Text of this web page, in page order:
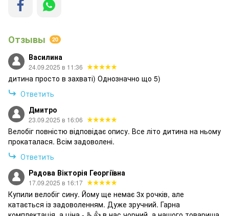
Отзывы 20
Василина
24.09.2025 в 11:36
дитина просто в захваті) Однозначно що 5)
Ответить
Дмитро
23.09.2025 в 16:06
Велобіг повністю відповідає опису. Все літо дитина на ньому
прокаталася. Всім задоволені.
Ответить
Радова Вікторія Георгіївна
17.09.2025 в 16:17
Купили велобіг сину. Йому ще немає 3х рочків, але
катається із задоволенням. Дуже зручний. Гарна